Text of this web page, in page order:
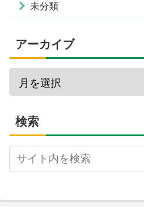
未分類
アーカイブ
検索